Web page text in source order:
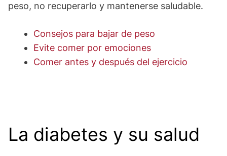
peso, no recuperarlo y mantenerse saludable.
Consejos para bajar de peso
Evite comer por emociones
Comer antes y después del ejercicio
La diabetes y su salud
Es importante mantenerse en
contacto con sus emociones mientras
Más información